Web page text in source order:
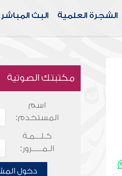
الشجرة العلمية البث المباشر
مكتبتك الصوتية
اسم
المستخدم:
كـلـــمـة
الـمـــــرور:
دخول